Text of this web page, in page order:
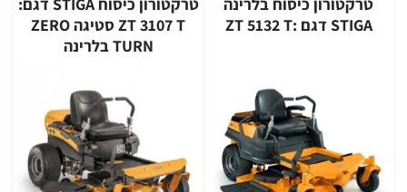
STIGA דגם :ZT 5132 T
ZT 3107 T סטיגה ZERO
TURN בלרינה